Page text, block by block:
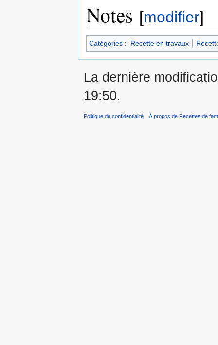
Notes [modifier]
Catégories : Recette en travaux
La dernière
19:50.
Politique de confidentialité À propos de Recettes de